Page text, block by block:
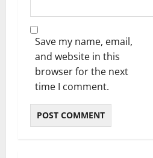
Save my name, email,
and website in this
browser for the next
time I comment.